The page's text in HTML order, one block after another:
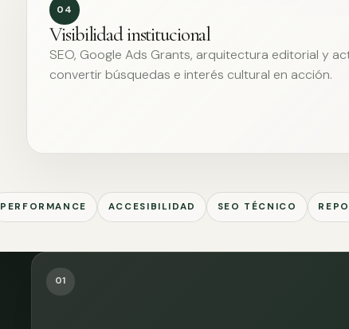
04
Visibilidad institucional
SEO, Google Ads Grants, arquitectura editorial y
convertir búsquedas e interés cultural en acción.
PERFORMANCE ACCESIBILIDAD SEO TÉCNICO
01